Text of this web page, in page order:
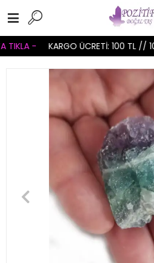
- KARGO ÜCRETİ: 100 TL //